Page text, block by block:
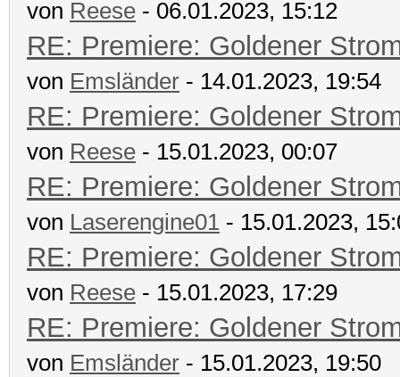
von Reese - 06.01.2023, 15:12
RE: Premiere: Goldener
von Emsländer - 14.01.2023, 19:54
RE: Premiere: Goldener
von Reese - 15.01.2023, 00:07
RE: Premiere: Goldener
von Laserengine01 - 15.01.2023,
RE: Premiere: Goldener
von Reese - 15.01.2023, 17:29
RE: Premiere: Goldener
von Emsländer - 15.01.2023, 19:50